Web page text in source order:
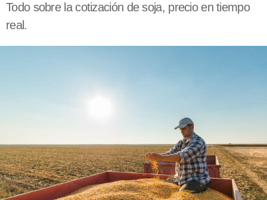
Todo sobre la cotización de soja, precio en tiempo
real.